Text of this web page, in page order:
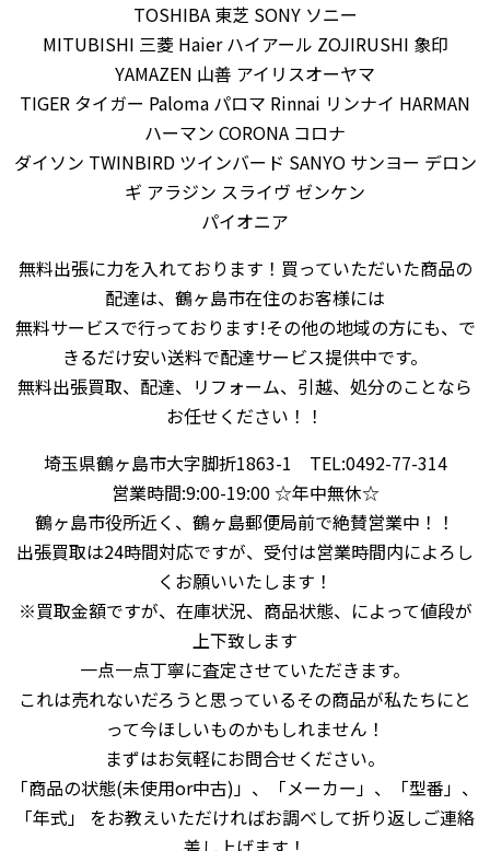
TOSHIBA 東芝 SONY ソニー
MITUBISHI 三菱 Haier ハイアール ZOJIRUSHI 象印
YAMAZEN 山善 アイリスオーヤマ
TIGER タイガー Paloma パロマ Rinnai リンナイ HARMAN
ハーマン CORONA コロナ
ダイソン TWINBIRD ツインバード SANYO サンヨー デロン
ギ アラジン スライヴ ゼンケン
パイオニア
無料出張に力を入れております！買っていただいた商品の
配達は、鶴ヶ島市在住のお客様には
無料サービスで行っております!その他の地域の方にも、で
きるだけ安い送料で配達サービス提供中です。
無料出張買取、配達、リフォーム、引越、処分のことなら
お任せください！！
埼玉県鶴ヶ島市大字脚折1863-1 TEL:0492-77-314
営業時間:9:00-19:00 ☆年中無休☆
鶴ヶ島市役所近く、鶴ヶ島郵便局前で絶賛営業中！！
出張買取は24時間対応ですが、受付は営業時間内によろし
くお願いいたします！
※買取金額ですが、在庫状況、商品状態、によって値段が
上下致します
一点一点丁寧に査定させていただきます。
これは売れないだろうと思っているその商品が私たちにと
って今ほしいものかもしれません！
まずはお気軽にお問合せください。
「商品の状態(未使用or中古)」、「メーカー」、「型番」、
「年式」 をお教えいただければお調べして折り返しご連絡